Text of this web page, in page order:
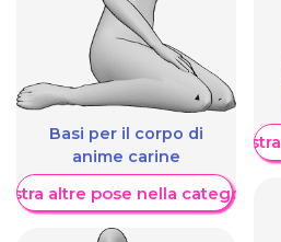
Basi per il corpo di
anime carine
altre pose nella categoria